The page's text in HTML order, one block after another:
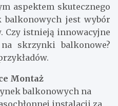
aspektem skutecznego
jest wybór
Czy istnieją innowacyjne
skrzynki balkonowe?
Montaż
balkonowych na